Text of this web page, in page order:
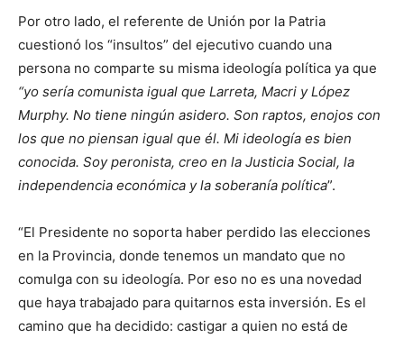
Por otro lado, el referente de Unión por la Patria
cuestionó los “insultos” del ejecutivo cuando una
persona no comparte su misma ideología política ya que
“yo sería comunista igual que Larreta, Macri y López
Murphy. No tiene ningún asidero. Son raptos, enojos con
los que no piensan igual que él. Mi ideología es bien
conocida. Soy peronista, creo en la Justicia Social, la
independencia económica y la soberanía política”.
“El Presidente no soporta haber perdido las elecciones
en la Provincia, donde tenemos un mandato que no
comulga con su ideología. Por eso no es una novedad
que haya trabajado para quitarnos esta inversión. Es el
camino que ha decidido: castigar a quien no está de